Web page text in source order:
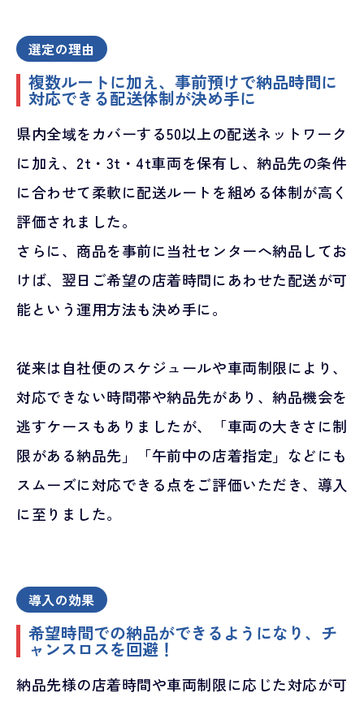
選定の理由
複数ルートに加え、事前預けで納品時間に
対応できる配送体制が決め手に
県内全域をカバーする50以上の配送ネットワーク
に加え、2t・3t・4t車両を保有し、納品先の条件
に合わせて柔軟に配送ルートを組める体制が高く
評価されました。
さらに、商品を事前に当社センターへ納品してお
けば、翌日ご希望の店着時間にあわせた配送が可
能という運用方法も決め手に。
従来は自社便のスケジュールや車両制限により、
対応できない時間帯や納品先があり、納品機会を
逃すケースもありましたが、「車両の大きさに制
限がある納品先」「午前中の店着指定」などにも
スムーズに対応できる点をご評価いただき、導入
に至りました。
導入の効果
希望時間での納品ができるようになり、チ
ャンスロスを回避！
納品先様の店着時間や車両制限に応じた対応が可